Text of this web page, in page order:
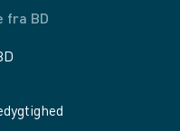
fra BD